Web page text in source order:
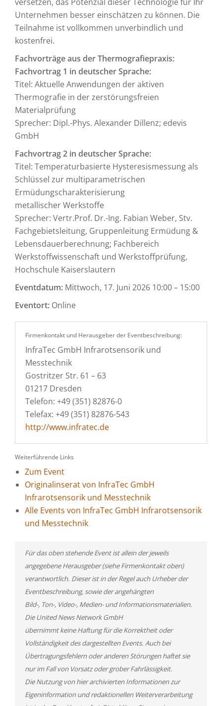
Unternehmen besser einschätzen zu können. Die
Teilnahme ist vollkommen unverbindlich und
kostenfrei.
Fachvorträge aus der Thermografiepraxis:
Fachvortrag 1 in deutscher Sprache:
Titel: Aktuelle Anwendungen der aktiven
Thermografie in der zerstörungsfreien
Materialprüfung
Sprecher: Dipl.-Phys. Alexander Dillenz; edevis
GmbH
Fachvortrag 2 in deutscher Sprache:
Titel: Temperaturbasierte Hysteresismessung als
Schlüssel zur multiparametrischen
Ermüdungscharakterisierung
metallischer Werkstoffe
Sprecher: Vertr.Prof. Dr.-Ing. Fabian Weber, Stv.
Fachgebietsleitung, Gruppenleitung Ermüdung &
Lebensdauerberechnung; Fachbereich
Werkstoffwissenschaft und Werkstoffprüfung,
Hochschule Kaiserslautern
Eventdatum: Mittwoch, 17. Juni 2026 10:00 – 15:00
Eventort: Online
Firmenkontakt und Herausgeber der Eventbeschreibung:
InfraTec GmbH Infrarotsensorik und
Messtechnik
Gostritzer Str. 61 – 63
01217 Dresden
Telefon: +49 (351) 82876-0
Telefax: +49 (351) 82876-543
http://www.infratec.de
Weiterführende Links
Zum Event
Originalinserat von InfraTec GmbH
Infrarotsensorik und Messtechnik
Alle Events von InfraTec GmbH Infrarotsensorik
und Messtechnik
Für das oben stehende Event ist allein der jeweils
angegebene Herausgeber (siehe Firmenkontakt oben)
verantwortlich. Dieser ist in der Regel auch Urheber der
Eventbeschreibung, sowie der angehängten
Bild-, Ton-, Video-, Medien- und Informationsmaterialien.
Die United News Network GmbH
übernimmt keine Haftung für die Korrektheit oder
Vollständigkeit des dargestellten Events. Auch bei
Übertragungsfehlern oder anderen Störungen haftet sie
nur im Fall von Vorsatz oder grober Fahrlässigkeit.
Die Nutzung von hier archivierten Informationen zur
Eigeninformation und redaktionellen Weiterverarbeitung